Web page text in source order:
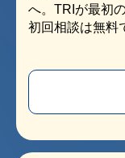
へ。TRIが最初
初回相談は無料